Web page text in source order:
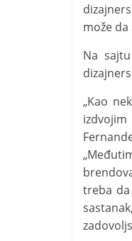
može da
Na
„Kao
treba